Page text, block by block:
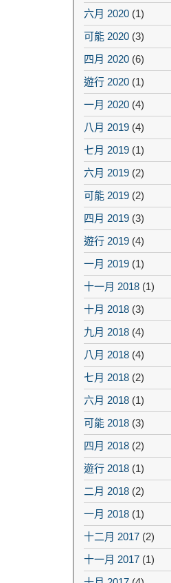
六月 2020 (1)
可能 2020 (3)
四月 2020 (6)
遊行 2020 (1)
一月 2020 (4)
八月 2019 (4)
七月 2019 (1)
六月 2019 (2)
可能 2019 (2)
四月 2019 (3)
遊行 2019 (4)
一月 2019 (1)
十一月 2018 (1)
十月 2018 (3)
九月 2018 (4)
八月 2018 (4)
七月 2018 (2)
六月 2018 (1)
可能 2018 (3)
四月 2018 (2)
遊行 2018 (1)
二月 2018 (2)
一月 2018 (1)
十二月 2017 (2)
十一月 2017 (1)